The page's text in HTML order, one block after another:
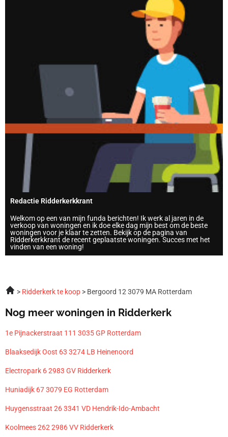
Redactie Ridderkerkkrant
Welkom op een van mijn funda berichten! Ik werk al jaren in de
verkoop van woningen en ik doe elke dag mijn best om de beste
woningen voor je klaar te zetten. Bekijk op de pagina van
Ridderkerkkrant de recent geplaatste woningen. Succes met het
vinden van een woning!
Ridderkerk te koop Bergoord 12 3079 MA Rotterdam
Nog meer woningen in Ridderkerk
1e Pijnackerstraat 111 3035 GP Rotterdam
Blaaksedijk Oost 63 3274 LB Heinenoord
Electropark 6 2983 GV Ridderkerk
Huniadijk 67 3079 EG Rotterdam
Huygensstraat 26 3341 VD Hendrik-Ido-Ambacht
Koolmees 262 2986 VV Ridderkerk